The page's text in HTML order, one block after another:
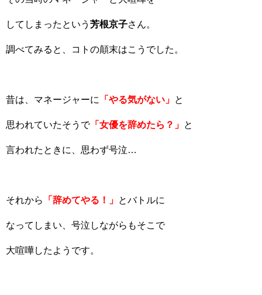
してしまったという 芳根京子さん。
調べてみると、コトの顛末はこうでした。
昔は、マネージャーに 「やる気がない」 と
思われていたそうで「女優を辞めたら？」 と
言われたときに、思わず号泣…
それから 「辞めてやる！」 とバトルに
なってしまい、号泣しながらもそこで
大喧嘩したようです。